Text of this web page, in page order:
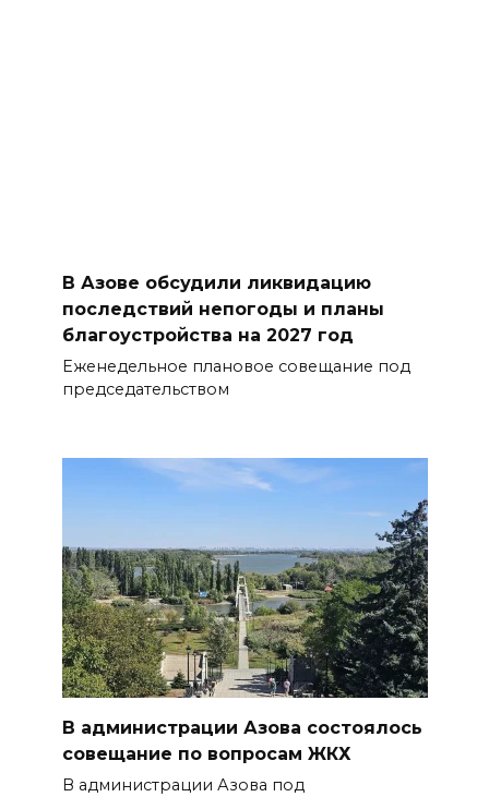
В Азове обсудили ликвидацию
последствий непогоды и планы
благоустройства на 2027 год
Еженедельное плановое совещание под
председательством
В администрации Азова состоялось
совещание по вопросам ЖКХ
В администрации Азова под